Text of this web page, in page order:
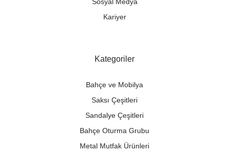
Kariyer
Kategoriler
Bahçe ve Mobilya
Saksı Çeşitleri
Sandalye Çeşitleri
Bahçe Oturma Grubu
Metal Mutfak Ürünleri